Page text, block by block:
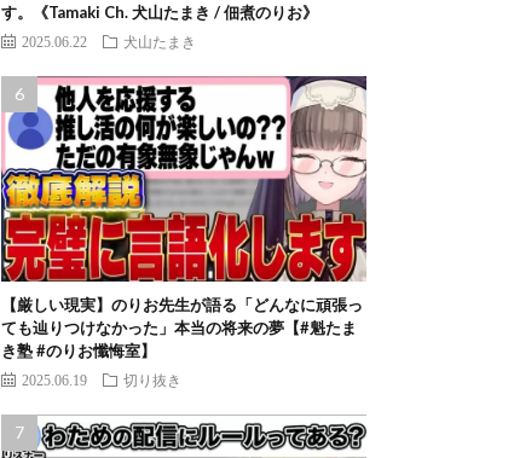
す。《Tamaki Ch. 犬山たまき / 佃煮のりお》
2025.06.22 犬山たまき
【厳しい現実】のりお先生が語る「どんなに頑張っ
ても辿りつけなかった」本当の将来の夢【#魁たま
き塾 #のりお懺悔室】
2025.06.19 切り抜き